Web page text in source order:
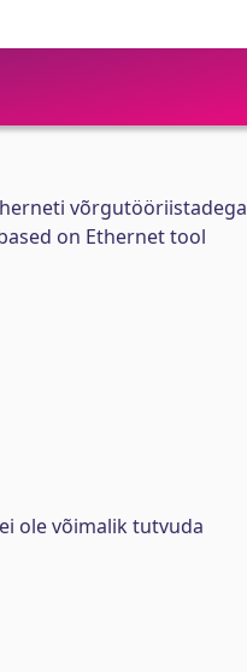
võrgutööriistadega
on Ethernet tool
ole võimalik tutvuda